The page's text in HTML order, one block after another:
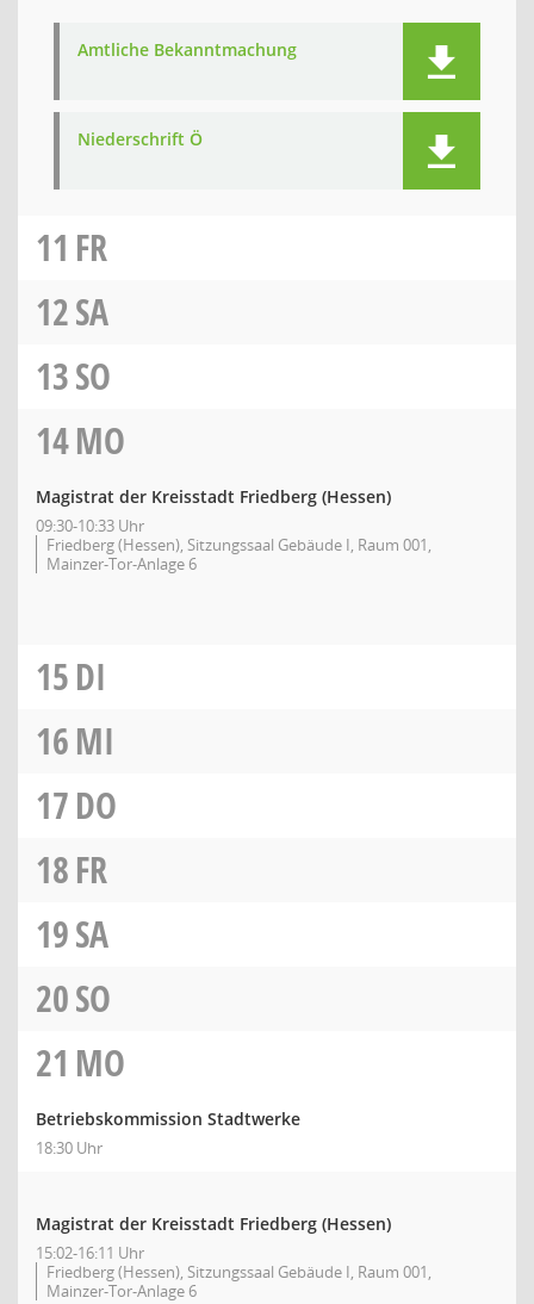
Amtliche Bekanntmachung
Niederschrift Ö
11 FR
12SA
13SO
14MO
Magistrat der Kreisstadt Friedberg (Hessen)
09:30-10:33 Uhr
Friedberg (Hessen), Sitzungssaal Gebäude I, Raum 001,
Mainzer-Tor-Anlage 6
15DI
16MI
17DO
18FR
19SA
20SO
21 MO
Betriebskommission Stadtwerke
18:30 Uhr
Magistrat der Kreisstadt Friedberg (Hessen)
15:02-16:11 Uhr
Friedberg (Hessen), Sitzungssaal Gebäude I, Raum 001,
Mainzer-Tor-Anlage 6